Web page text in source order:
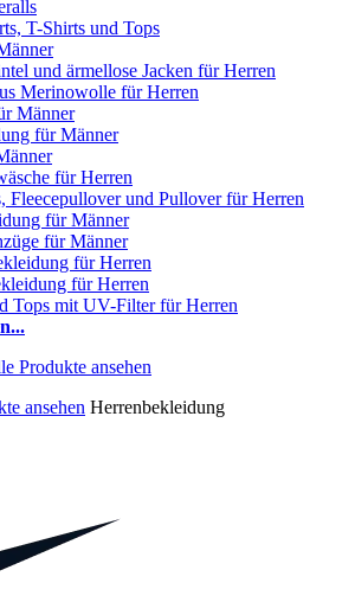
T-Shirts und Tops
und ärmellose Jacken für Herren
Merinowolle für Herren
Männer
für Männer
für Herren
Fleecepullover und Pullover für Herren
für Männer
für Männer
für Herren
für Herren
Tops mit UV-Filter für Herren
ansehen Herrenbekleidung